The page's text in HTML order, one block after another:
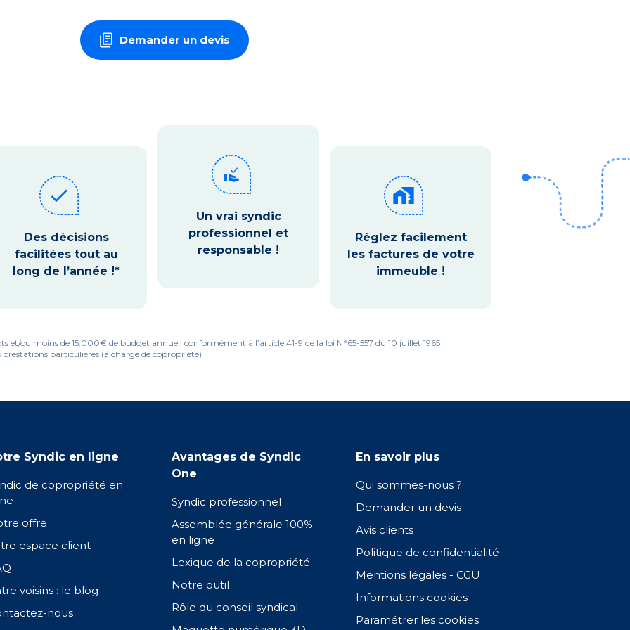
Demander un devis
check
Des décisions
facilitées tout au
long de l’année !*
approval_delegation
Un vrai syndic
professionnel et
responsable !
home_work
Réglez facilement
les factures de votre
immeuble !
et/ou moins de 15.000€ de budget annuel, conformément à l’article 41-9 de la loi N°65-557 du 10 juillet 1965
particulières (à charge de copropriété)
Syndic en ligne
de copropriété en
offre
espace client
voisins : le blog
nous
Avantages de Syndic
One
Syndic professionnel
Assemblée générale 100%
en ligne
Lexique de la copropriété
Notre outil
Rôle du conseil syndical
En savoir plus
Qui sommes-nous ?
Demander un devis
Avis clients
Politique de confidentialité
Mentions légales - CGU
Informations cookies
Paramétrer les cookies